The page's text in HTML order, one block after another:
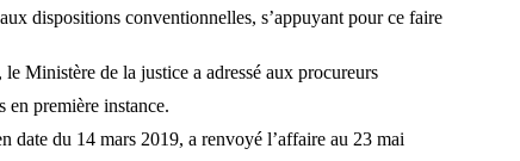
dispositions conventionnelles, s’appuyant pour ce faire
Ministère de la justice a adressé aux procureurs
en première instance.
date du 14 mars 2019, a renvoyé l’affaire au 23 mai